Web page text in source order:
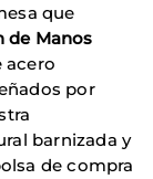
que
de Manos
acero
por
barnizada y
de compra